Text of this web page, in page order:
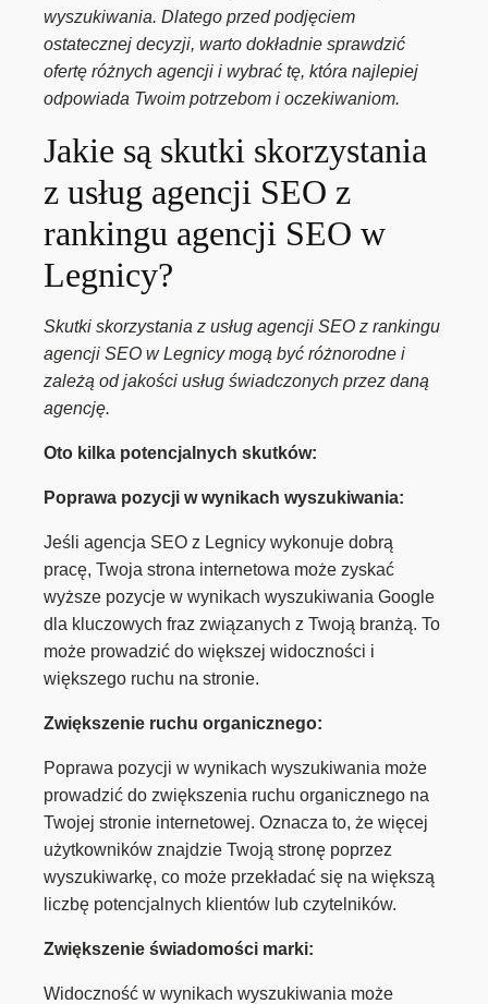
wyszukiwania. Dlatego przed podjęciem
ostatecznej decyzji, warto dokładnie sprawdzić
ofertę różnych agencji i wybrać tę, która najlepiej
odpowiada Twoim potrzebom i oczekiwaniom.
Jakie są skutki skorzystania
z usług agencji SEO z
rankingu agencji SEO w
Legnicy?
Skutki skorzystania z usług agencji SEO z rankingu
agencji SEO w Legnicy mogą być różnorodne i
zależą od jakości usług świadczonych przez daną
agencję.
Oto kilka potencjalnych skutków:
Poprawa pozycji w wynikach wyszukiwania:
Jeśli agencja SEO z Legnicy wykonuje dobrą
pracę, Twoja strona internetowa może zyskać
wyższe pozycje w wynikach wyszukiwania Google
dla kluczowych fraz związanych z Twoją branżą. To
może prowadzić do większej widoczności i
większego ruchu na stronie.
Zwiększenie ruchu organicznego:
Poprawa pozycji w wynikach wyszukiwania może
prowadzić do zwiększenia ruchu organicznego na
Twojej stronie internetowej. Oznacza to, że więcej
użytkowników znajdzie Twoją stronę poprzez
wyszukiwarkę, co może przekładać się na większą
liczbę potencjalnych klientów lub czytelników.
Zwiększenie świadomości marki:
Widoczność w wynikach wyszukiwania może